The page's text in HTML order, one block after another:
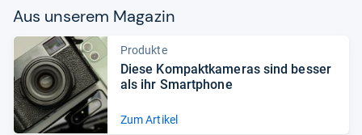
Aus unse­rem Maga­zin
Produkte
Diese Kom­pakt­ka­me­ras sind bes­ser
als ihr Smart­phone
Zum Artikel